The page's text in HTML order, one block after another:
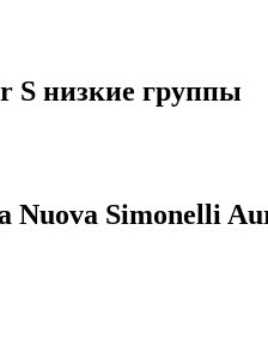
S низкие группы
Nuova Simonelli